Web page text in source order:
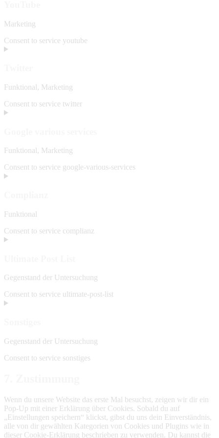
Marketing
Consent to service youtube
Funktional, Marketing
Consent to service twitter
Funktional, Marketing
Consent to service google-various-services
Funktional
Consent to service complianz
Gegenstand der Untersuchung
Consent to service ultimate-post-list
Gegenstand der Untersuchung
Consent to service sonstiges
Wenn du unsere Website das erste Mal besuchst, zeigen wir dir ein
Pop-Up mit einer Erklärung über Cookies. Sobald du auf
„Einstellungen speichern“ klickst, gibst du uns dein Einverständnis,
alle von dir gewählten Kategorien von Cookies und Plugins wie in
dieser Cookie-Erklärung beschrieben zu verwenden. Du kannst die